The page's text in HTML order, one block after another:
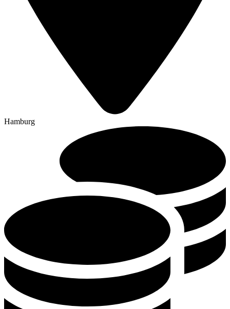
Hamburg